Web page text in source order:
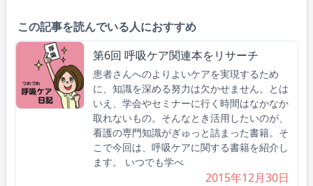
この記事を読んでいる人におすすめ
第6回 呼吸ケア関連本をリサーチ
患者さんへのよりよいケアを実現するため
に、知識を深める努力は欠かせません。とは
いえ、学会やセミナーに行く時間はなかなか
取れないもの。そんなとき活用したいのが、
看護の専門知識がぎゅっと詰まった書籍。そ
こで今回は、呼吸ケアに関する書籍を紹介し
ます。 いつでも学べ
2015年12月30日